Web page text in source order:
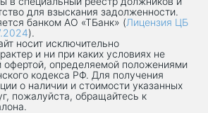
для взыскания задолженности.
банком АО «ТБанк» (Лицензия ЦБ
).
носит исключительно
и ни при каких условиях не
офертой, определяемой положениями
кодекса РФ. Для получения
о наличии и стоимости указанных
пожалуйста, обращайтесь к